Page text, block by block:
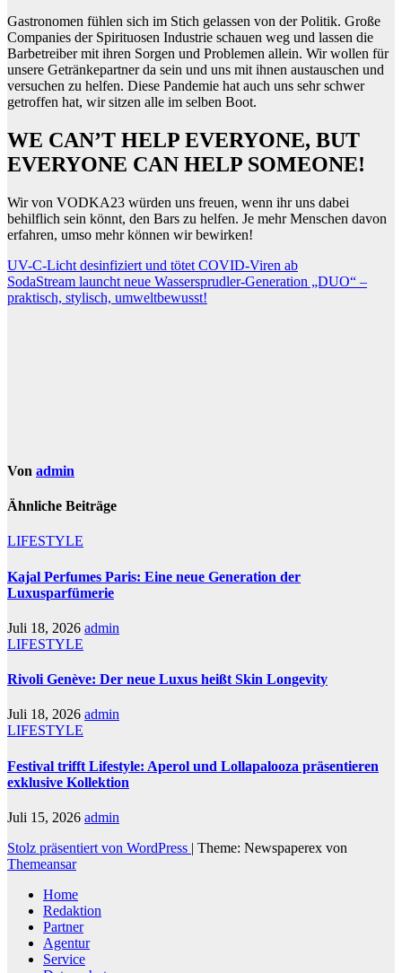
Gastronomen fühlen sich im Stich gelassen von der Politik. Große
Companies der Spirituosen Industrie schauen weg und lassen die
Barbetreiber mit ihren Sorgen und Problemen allein. Wir wollen für
unsere Getränkepartner da sein und uns mit ihnen austauschen und
versuchen zu helfen. Diese Pandemie hat auch uns sehr schwer
getroffen hat, wir sitzen alle im selben Boot.
WE CAN’T HELP EVERYONE, BUT
EVERYONE CAN HELP SOMEONE!
Wir von VODKA23 würden uns freuen, wenn ihr uns dabei
behilflich sein könnt, den Bars zu helfen. Je mehr Menschen davon
erfahren, umso mehr können wir bewirken!
Beitragsnavigation
UV-C-Licht desinfiziert und tötet COVID-Viren ab
SodaStream launcht neue Wassersprudler-Generation „DUO“ –
praktisch, stylisch, umweltbewusst!
Von admin
Ähnliche Beiträge
LIFESTYLE
Kajal Perfumes Paris: Eine neue Generation der
Luxusparfümerie
Juli 18, 2026 admin
LIFESTYLE
Rivoli Genève: Der neue Luxus heißt Skin Longevity
Juli 18, 2026 admin
LIFESTYLE
Festival trifft Lifestyle: Aperol und Lollapalooza präsentieren
exklusive Kollektion
Juli 15, 2026 admin
Stolz präsentiert von WordPress | Theme: Newspaperex von
Themeansar
Home
Redaktion
Partner
Agentur
Service